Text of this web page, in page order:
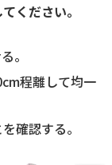
ください。
。
程離して均一
確認する。